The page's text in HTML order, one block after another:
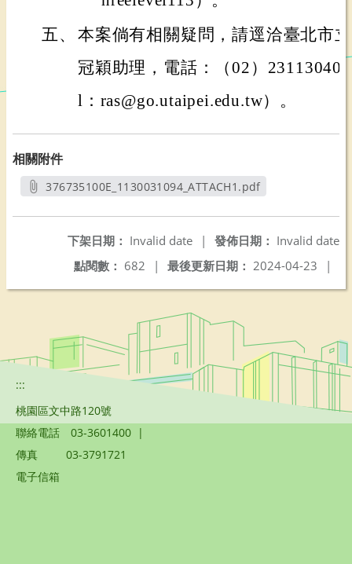
五、 本案倘有相關疑問，請逕洽臺北市
冠穎助理，電話：（02）23113040
l：ras@go.utaipei.edu.tw）。
相關附件
376735100E_1130031094_ATTACH1.pdf
發佈日期： Invalid date
下架日期： Invalid date
|
最後更新日期： 2024-04-23 |
點閱數： 682 |
:::
桃園區文中路120號
聯絡電話
03-3601400 |
傳真
03-3791721
電子信箱